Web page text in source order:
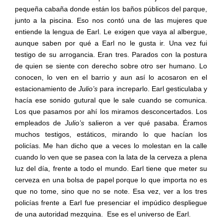
pequeña cabaña donde están los baños públicos del parque,
junto a la piscina. Eso nos contó una de las mujeres que
entiende la lengua de Earl. Le exigen que vaya al albergue,
aunque saben por qué a Earl no le gusta ir. Una vez fui
testigo de su arrogancia. Eran tres. Parados con la postura
de quien se siente con derecho sobre otro ser humano. Lo
conocen, lo ven en el barrio y aun así lo acosaron en el
estacionamiento deJulio’s para increparlo. Earl gesticulaba y
hacía ese sonido gutural que le sale cuando se comunica.
Los que pasamos por ahí los miramos desconcertados. Los
empleados deJulio’s salieron a ver qué pasaba. Éramos
muchos testigos, estáticos, mirando lo que hacían los
policías. Me han dicho que a veces lo molestan en la calle
cuando lo ven que se pasea con la lata de la cerveza a plena
luz del día, frente a todo el mundo. Earl tiene que meter su
cerveza en una bolsa de papel porque lo que importa no es
que no tome, sino que no se note. Esa vez, ver a los tres
policías frente a Earl fue presenciar el impúdico despliegue
de una autoridad mezquina.
Ese es el universo de Earl.